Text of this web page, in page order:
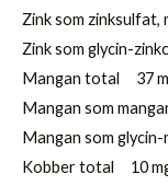
Zink som
Zink som glycin-
Mangan total 37
Mangan som
Mangan som
Kobber total 10